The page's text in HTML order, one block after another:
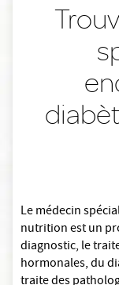
Le médecin
nutrition est un
diagnostic, le
hormonales, du